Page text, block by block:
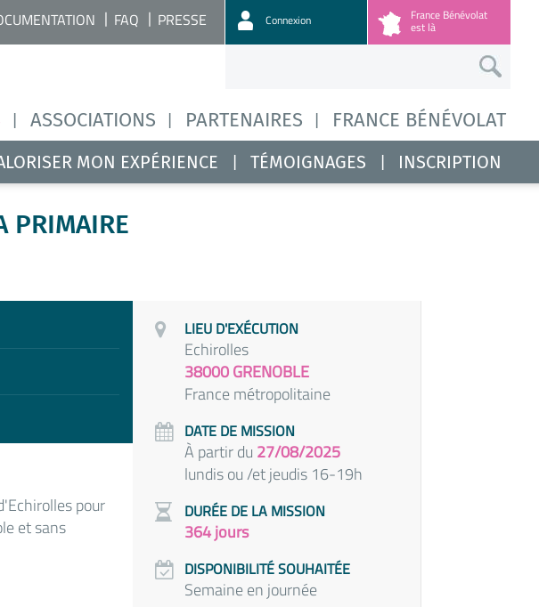
ASSOCIATIONS PARTENAIRES FRANCE BÉNÉVOLAT
FAQ PRESSE Connexion France Bénévolat
est là
MON EXPÉRIENCE TÉMOIGNAGES INSCRIPTION
PRIMAIRE
pour
et sans
LIEU D'EXÉCUTION
Echirolles
38000 GRENOBLE
France métropolitaine
DATE DE MISSION
À partir du 27/08/2025
lundis ou /et jeudis 16-19h
DURÉE DE LA MISSION
364 jours
DISPONIBILITÉ SOUHAITÉE
Semaine en journée